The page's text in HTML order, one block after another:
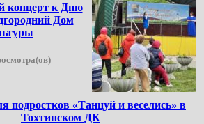
концерт к Дню
Дом
подростков «Танцуй и веселись» в
Тохтинском ДК